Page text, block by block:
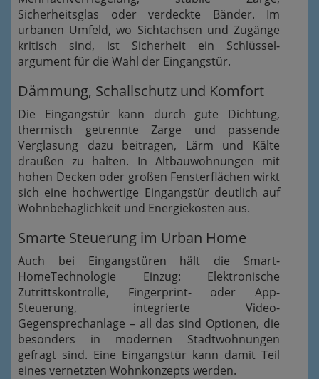
Sicherheitsglas oder verdeckte Bänder. Im
urbanen Umfeld, wo Sichtachsen und Zugänge
kritisch sind, ist Sicherheit ein Schlüssel­
argument für die Wahl der Eingangstür.
Dämmung, Schallschutz und Komfort
Die Eingangstür kann durch gute Dichtung,
thermisch getrennte Zarge und passende
Verglasung dazu beitragen, Lärm und Kälte
draußen zu halten. In Altbauwohnungen mit
hohen Decken oder großen Fensterflächen wirkt
sich eine hochwertige Eingangstür deutlich auf
Wohnbehaglichkeit und Energiekosten aus.
Smarte Steuerung im Urban Home
Auch bei Eingangstüren hält die Smart-
HomeTechnologie Einzug: Elektronische
Zutrittskontrolle, Fingerprint- oder App-
Steuerung, integrierte Video-
Gegensprechanlage – all das sind Optionen, die
besonders in modernen Stadtwohnungen
gefragt sind. Eine Eingangstür kann damit Teil
eines vernetzten Wohnkonzepts werden.